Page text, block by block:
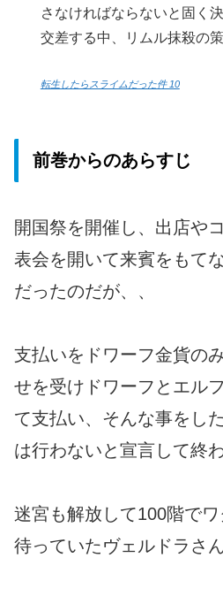
さなければならないと固く
交差する中、リムル抹殺の
転生したらスライムだった件 10
前巻からのあらすじ
開国祭を開催し、出店や
表会を開いて来賓をもて
だったのだが、、
支払いをドワーフ金貨の
せを受けドワーフとエル
て支払い、そんな事をし
は行わないと宣言して終わ
迷宮も解放して100階で
待っていたヴェルドラさ